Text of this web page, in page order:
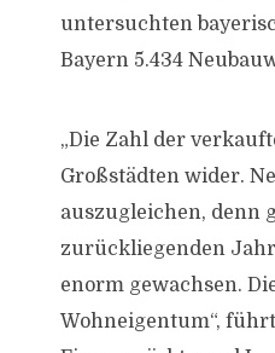
untersuchten
Bayern 5.434
„Die Zahl der
Großstädten wider.
auszugleichen, denn
zurückliegenden
enorm gewachsen.
Wohneigentum“,